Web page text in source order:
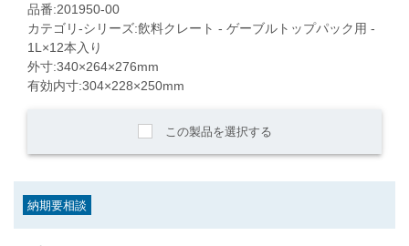
品番:201950-00
カテゴリ-シリーズ:飲料クレート - ゲーブルトップパック用 -
1L×12本入り
外寸:340×264×276mm
有効内寸:304×228×250mm
この製品を選択する
納期要相談